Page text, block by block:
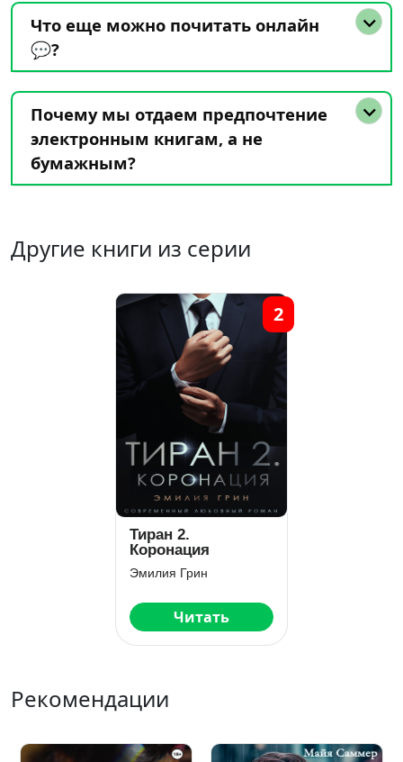
Что еще можно почитать онлайн
💬?
Почему мы отдаем предпочтение
электронным книгам, а не
бумажным?
Другие книги из серии
Тиран 2.
Коронация
Эмилия Грин
Читать
2
Рекомендации